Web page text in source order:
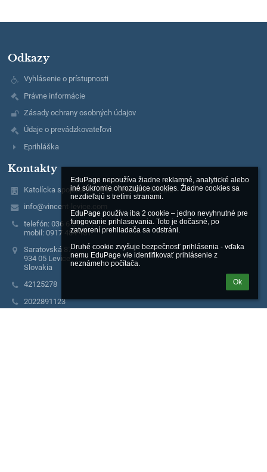
EduPage nepoužíva žiadne reklamné, analytické alebo
iné súkromie ohrozujúce cookies. Žiadne cookies sa
nezdieľajú s tretími stranami.
EduPage používa iba 2 cookie – jedno nevyhnutné pre
fungovanie prihlasovania. Toto je dočasné, po
zatvorení prehliadača sa odstráni.
Druhé cookie zvyšuje bezpečnosť prihlásenia - vďaka
nemu EduPage vie identifikovať prihlásenie z
neznámeho počítača.
Ok
Odkazy
Vyhlásenie o prístupnosti
Právne informácie
Zásady ochrany osobných údajov
Údaje o prevádzkovateľovi
Eprihláška
Kontakty
Katolícka spojená škola sv. Vincenta de Paul
info@vincent-levice.com
telefón: 036 6 312 217
mobil: 0917 484 461
Saratovská 87
934 05 Levice
Slovakia
42125278
2022891123